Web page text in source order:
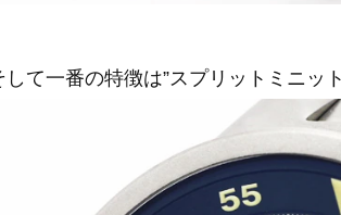
して一番の特徴は”スプリットミニッ